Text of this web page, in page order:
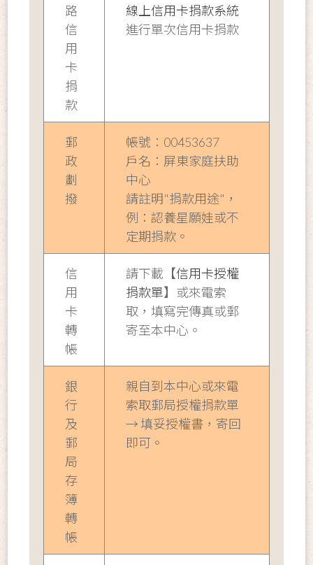
路
信
用
卡
捐
款
線上信用卡捐款系統
進行單次信用卡捐款
郵
政
劃
撥
帳號：00453637
戶名：屏東家庭扶助
中心
請註明"捐款用途"，
例：認養星願娃或不
定期捐款。
信
用
卡
轉
帳
請下載【信用卡授權
捐款單】或來電索
取，填寫完傳真或郵
寄至本中心。
銀
行
及
郵
局
存
簿
轉
帳
親自到本中心或來電
索取郵局授權捐款單
→ 填妥授權書，寄回
即可。